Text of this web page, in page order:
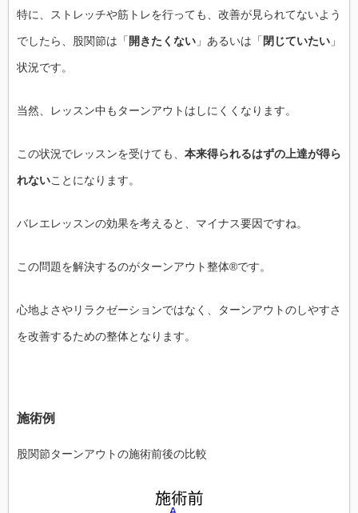
特に、ストレッチや筋トレを行っても、改善が見られてないよう
でしたら、股関節は「 開きたくない 」あるいは「 閉じていたい 」
状況です。
当然、レッスン中もターンアウトはしにくくなります。
この状況でレッスンを受けても、 本来得られるはずの上達が得ら
れないことになります。
バレエレッスンの効果を考えると、マイナス要因ですね。
この問題を解決するのがターンアウト整体®です。
心地よさやリラクゼーションではなく、ターンアウトのしやすさ
を改善するための整体となります。
施術例
股関節ターンアウトの施術前後の比較